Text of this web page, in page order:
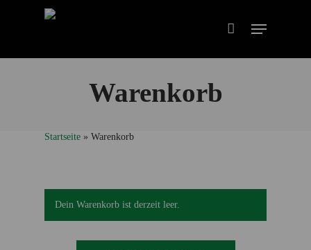
Warenkorb
Startseite » Warenkorb
Dein Warenkorb ist derzeit leer.